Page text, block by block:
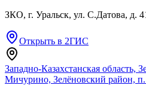
ЗКО, г. Уральск, ул. С.Датова, д.
Открыть в 2ГИС
Западно-Казахстанская область,
Мичурино, Зелёновский район,